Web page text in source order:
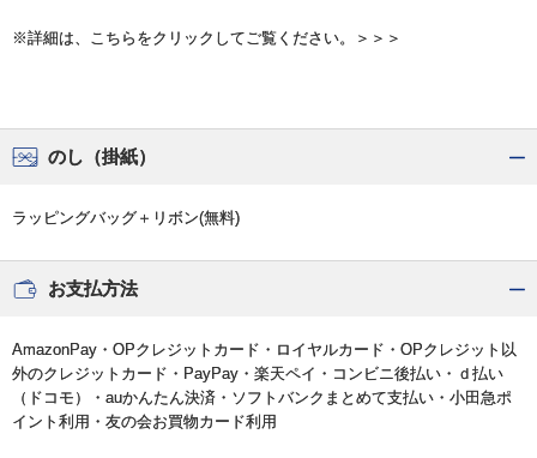
※詳細は、こちらをクリックしてご覧ください。＞＞＞
のし（掛紙）
ラッピングバッグ＋リボン(無料)
お支払方法
AmazonPay・OPクレジットカード・ロイヤルカード・OPクレジット以
外のクレジットカード・PayPay・楽天ペイ・コンビニ後払い・ｄ払い
（ドコモ）・auかんたん決済・ソフトバンクまとめて支払い・小田急ポ
イント利用・友の会お買物カード利用